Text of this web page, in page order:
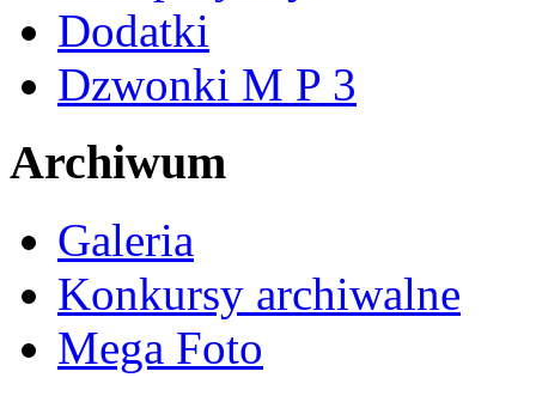
Dodatki
Dzwonki M P 3
Archiwum
Galeria
Konkursy archiwalne
Mega Foto